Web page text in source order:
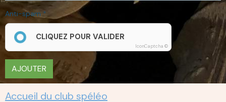
Anti-spam
CLIQUEZ POUR VALIDER
IconCaptcha ©
AJOUTER
Accueil du club spéléo